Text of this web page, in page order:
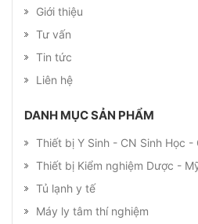
Giới thiệu
Tư vấn
Tin tức
Liên hệ
DANH MỤC SẢN PHẨM
Thiết bị Y Sinh - CN Sinh Học -
Thiết bị Kiểm nghiệm Dược -
Tủ lạnh y tế
Máy ly tâm thí nghiệm